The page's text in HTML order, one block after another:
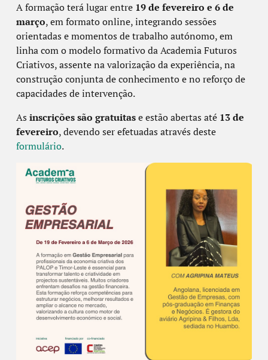
A formação terá lugar entre 19 de fevereiro e 6 de
março, em formato online, integrando sessões
orientadas e momentos de trabalho autónomo, em
linha com o modelo formativo da Academia Futuros
Criativos, assente na valorização da experiência, na
construção conjunta de conhecimento e no reforço de
capacidades de intervenção.
As inscrições são gratuitase estão abertas até 13 de
fevereiro, devendo ser efetuadas através deste
formulário.